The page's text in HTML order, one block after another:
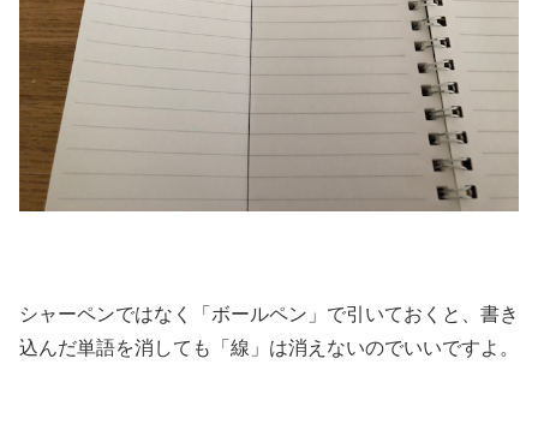
シャーペンではなく「ボールペン」で引いておくと、書き
込んだ単語を消しても「線」は消えないのでいいですよ。